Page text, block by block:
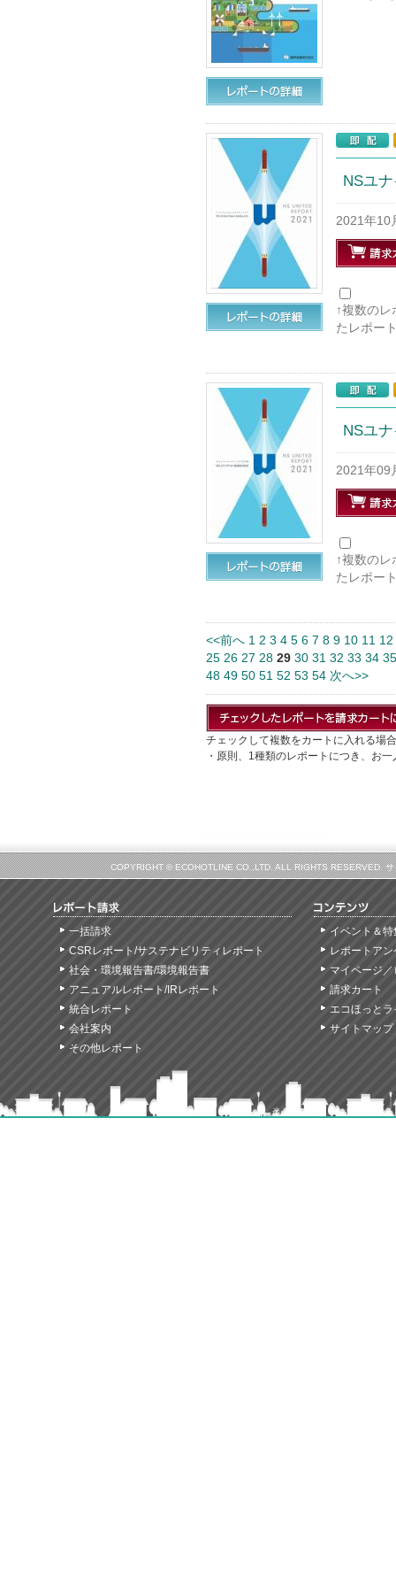
NSユ
2021年10
↑複数の
たレポー
NSユ
2021年09
↑複数の
たレポー
<<前へ 1 2 3 4 5 6 7 8 9 10 11 12
25 26 27 28 29 30 31 32 33 34 35
48 49 50 51 52 53 54 次へ>>
チェックして複数をカートに入れる場
・原則、1種類のレポートにつき、お
COPYRIGHT © ECOHOTLINE CO.,LTD. ALL RIGHTS RESERVED.
一括請求
CSRレポート/サステナビリティレポート
社会・環境報告書/環境報告書
アニュアルレポート/IRレポート
統合レポート
会社案内
その他レポート
イベント＆特
レポートア
マイページ
請求カート
エコほっと
サイトマップ